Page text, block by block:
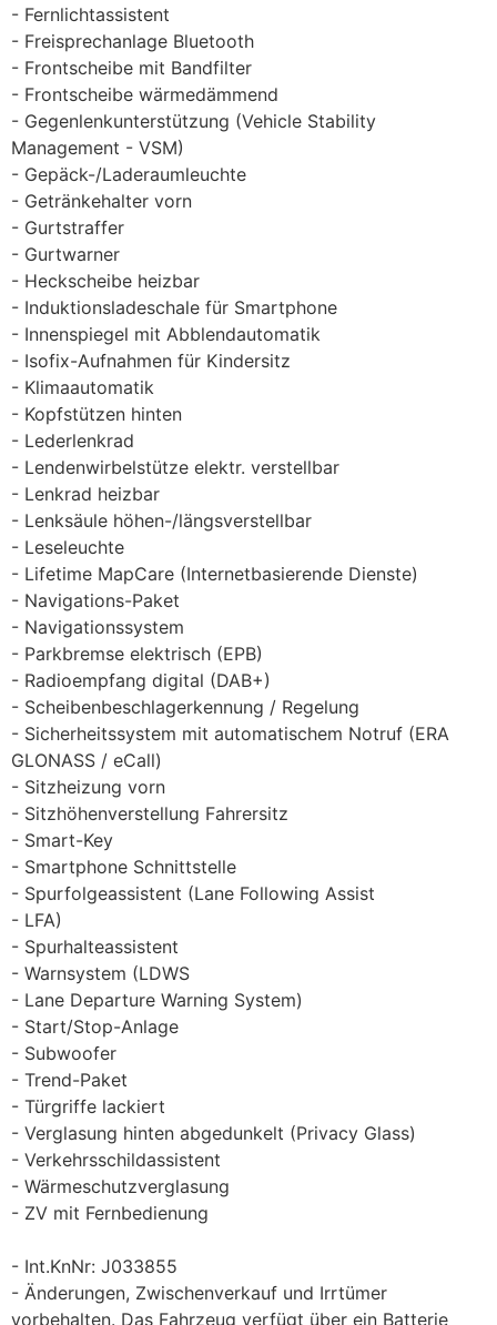
Fernlichtassistent
Freisprechanlage Bluetooth
Frontscheibe mit Bandfilter
Frontscheibe wärmedämmend
Gegenlenkunterstützung (Vehicle Stability
Management - VSM)
Gepäck-/Laderaumleuchte
Getränkehalter vorn
Gurtstraffer
Gurtwarner
Heckscheibe heizbar
Induktionsladeschale für Smartphone
Innenspiegel mit Abblendautomatik
Isofix-Aufnahmen für Kindersitz
Klimaautomatik
Kopfstützen hinten
Lederlenkrad
Lendenwirbelstütze elektr. verstellbar
Lenkrad heizbar
Lenksäule höhen-/längsverstellbar
Leseleuchte
Lifetime MapCare (Internetbasierende Dienste)
Navigations-Paket
Navigationssystem
Parkbremse elektrisch (EPB)
Radioempfang digital (DAB+)
Scheibenbeschlagerkennung / Regelung
Sicherheitssystem mit automatischem Notruf (ERA
GLONASS / eCall)
Sitzheizung vorn
Sitzhöhenverstellung Fahrersitz
Smart-Key
Smartphone Schnittstelle
Spurfolgeassistent (Lane Following Assist
LFA)
Spurhalteassistent
Warnsystem (LDWS
Lane Departure Warning System)
Start/Stop-Anlage
Subwoofer
Trend-Paket
Türgriffe lackiert
Verglasung hinten abgedunkelt (Privacy Glass)
Verkehrsschildassistent
Wärmeschutzverglasung
ZV mit Fernbedienung
Int.KnNr: J033855
Änderungen, Zwischenverkauf und Irrtümer
vorbehalten. Das Fahrzeug verfügt über ein Batterie